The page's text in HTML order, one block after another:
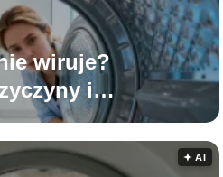
wiruje?
i
🟅 AI